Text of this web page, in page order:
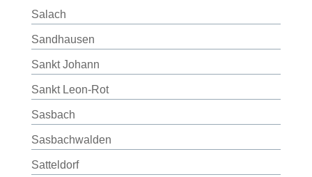
Salach
Sandhausen
Sankt Johann
Sankt Leon-Rot
Sasbach
Sasbachwalden
Satteldorf